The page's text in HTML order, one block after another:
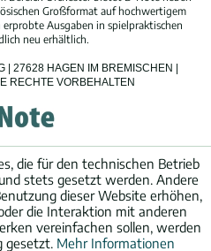
Großformat auf hochwertigem
Ausgaben in spielpraktischen
neu erhältlich.
27628 HAGEN IM BREMISCHEN |
RECHTE VORBEHALTEN
die für den technischen Betrieb
stets gesetzt werden. Andere
dieser Website erhöhen,
die Interaktion mit anderen
vereinfachen sollen, werden
gesetzt. Mehr Informationen